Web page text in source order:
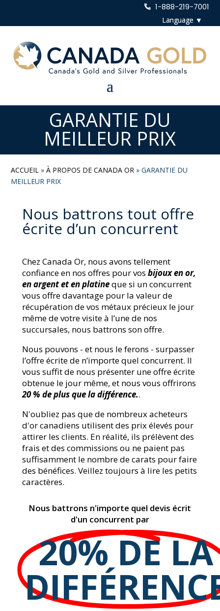
1-888-219-7001
GARANTIE DU
MEILLEUR PRIX
ACCUEIL »À PROPOS DE CANADA OR »GARANTIE DU
MEILLEUR PRIX
Nous battrons tout offre
écrite d’un concurrent
Chez Canada Or, nous avons tellement
confiance en nos offres pour vos bijoux en or,
en argent et en platineque si un concurrent
vous offre davantage pour la valeur de
récupération de vos métaux précieux le jour
même de votre visite à l’une de nos
succursales, nous battrons son offre.
Nous pouvons - et nous le ferons - surpasser
l’offre écrite de n’importe quel concurrent. Il
vous suffit de nous présenter une offre écrite
obtenue le jour même, et nous vous offrirons
20 % de plus que la différence..
N'oubliez pas que de nombreux acheteurs
d'or canadiens utilisent des prix élevés pour
attirer les clients. En réalité, ils prélèvent des
frais et des commissions ou ne paient pas
suffisamment le nombre de carats pour faire
des bénéfices. Veillez toujours à lire les petits
caractères.
Nous battrons n'importe quel devis écrit
d'un concurrent par
20% DE LA